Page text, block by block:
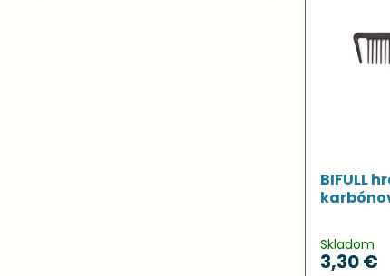
BIFULL
Skladom
3,30 €